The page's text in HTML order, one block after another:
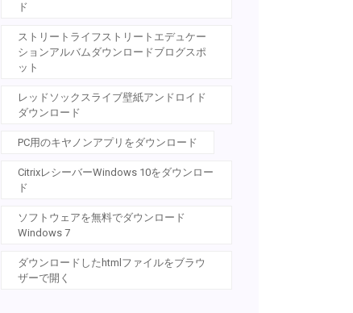
ド
ストリートライフストリートエデュケー
ションアルバムダウンロードブログスポ
ット
レッドソックスライブ壁紙アンドロイド
ダウンロード
PC用のキヤノンアプリをダウンロード
CitrixレシーバーWindows 10をダウンロー
ド
ソフトウェアを無料でダウンロード
Windows 7
ダウンロードしたhtmlファイルをブラウ
ザーで開く